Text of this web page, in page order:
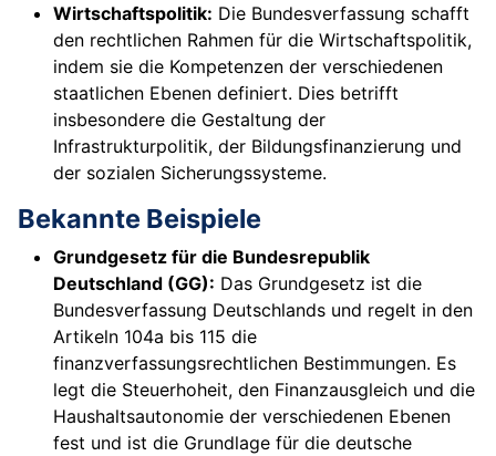
Wirtschaftspolitik: Die Bundesverfassung schafft
den rechtlichen Rahmen für die Wirtschaftspolitik,
indem sie die Kompetenzen der verschiedenen
staatlichen Ebenen definiert. Dies betrifft
insbesondere die Gestaltung der
Infrastrukturpolitik, der Bildungsfinanzierung und
der sozialen Sicherungssysteme.
Bekannte Beispiele
Grundgesetz für die Bundesrepublik
Deutschland (GG): Das Grundgesetz ist die
Bundesverfassung Deutschlands und regelt in den
Artikeln 104a bis 115 die
finanzverfassungsrechtlichen Bestimmungen. Es
legt die Steuerhoheit, den Finanzausgleich und die
Haushaltsautonomie der verschiedenen Ebenen
fest und ist die Grundlage für die deutsche